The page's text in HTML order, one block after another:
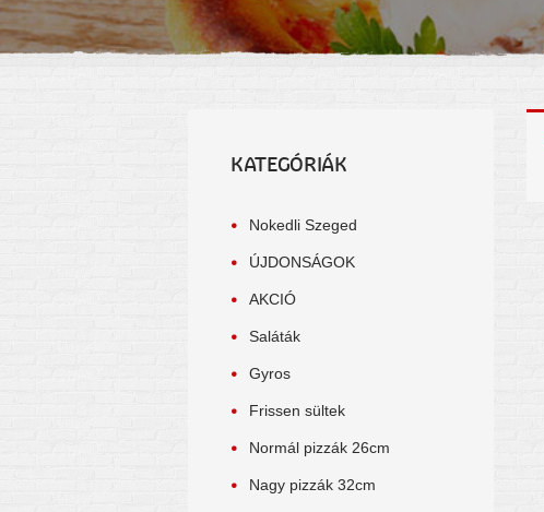
KATEGÓRIÁK
Nokedli Szeged
ÚJDONSÁGOK
AKCIÓ
Saláták
Gyros
Frissen sültek
Normál pizzák 26cm
Nagy pizzák 32cm